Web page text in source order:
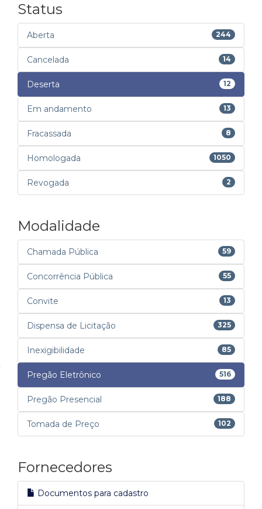
Status
Aberta 244
Cancelada 14
Deserta 12
Em andamento 13
Fracassada 8
Homologada 1050
Revogada 2
Modalidade
Chamada Pública 59
Concorrência Pública 55
Convite 13
Dispensa de Licitação 325
Inexigibilidade 85
Pregão Eletrônico 516
Pregão Presencial 188
Tomada de Preço 102
Fornecedores
Documentos para cadastro